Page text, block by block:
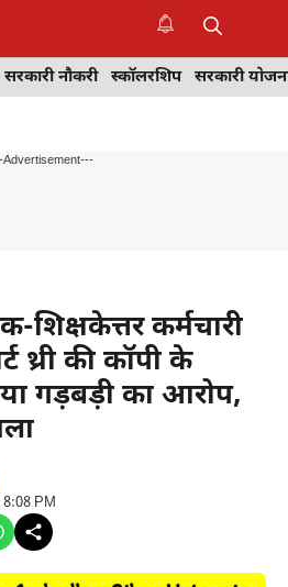
सरकारी नौकरी स्कॉलरशिप सरकारी
Advertisement---
शिक्षकेत्तर कर्मचारी
थ्री की कॉपी के
गड़बड़ी का आरोप,
PM